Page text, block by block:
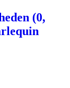
(0,